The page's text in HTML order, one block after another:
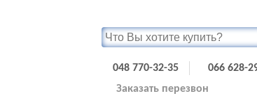
048 770-32-35 066 628-
Заказать перезвон